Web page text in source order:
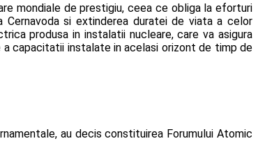
mondiale de prestigiu, ceea ce obliga la eforturi
si extinderea duratei de viata a celor
produsa in instalatii nucleare, care va asigura
capacitatii instalate in acelasi orizont de timp de
au decis constituirea Forumului Atomic